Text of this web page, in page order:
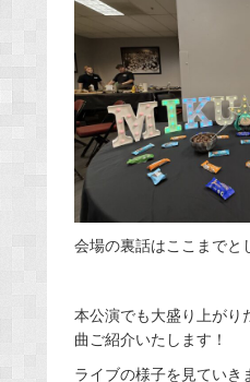
会場の裏話はここまでと
本公演でも大盛り上がり
曲ご紹介いたします！